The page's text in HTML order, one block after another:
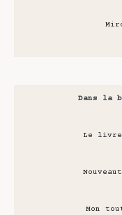
Dans la
Le livre
Mon